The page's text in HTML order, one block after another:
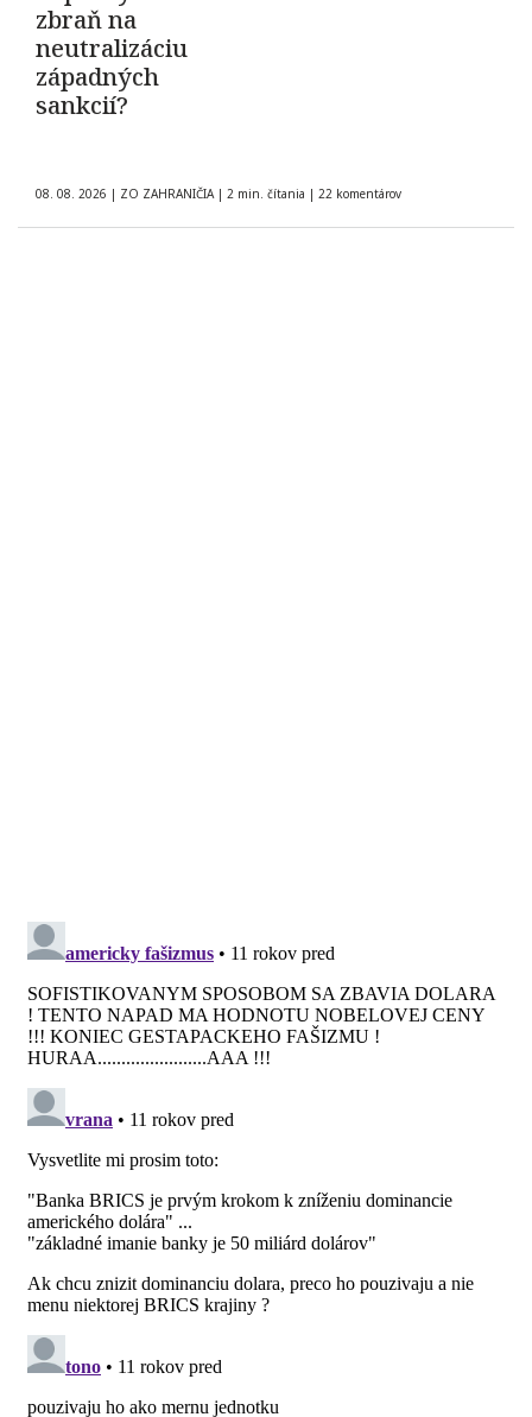
zbraň na
neutralizáciu
západných
sankcií?
08. 08. 2026 | ZO ZAHRANIČIA | 2 min. čítania | 22 komentárov